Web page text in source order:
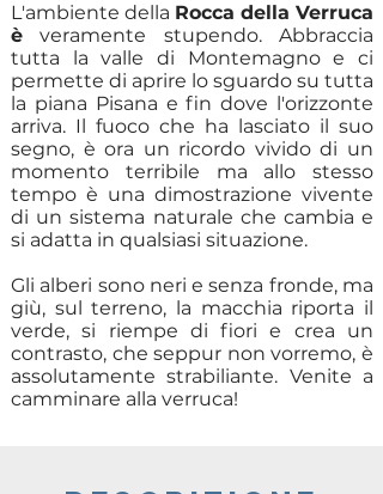
L'ambiente della Rocca della Verruca
è veramente stupendo. Abbraccia
tutta la valle di Montemagno e ci
permette di aprire lo sguardo su tutta
la piana Pisana e fin dove l'orizzonte
arriva. Il fuoco che ha lasciato il suo
segno, è ora un ricordo vivido di un
momento terribile ma allo stesso
tempo è una dimostrazione vivente
di un sistema naturale che cambia e
si adatta in qualsiasi situazione.
Gli alberi sono neri e senza fronde, ma
giù, sul terreno, la macchia riporta il
verde, si riempe di fiori e crea un
contrasto, che seppur non vorremo, è
assolutamente strabiliante. Venite a
camminare alla verruca!